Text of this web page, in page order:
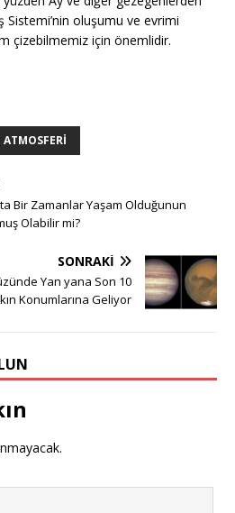
oluşumu ve evrimi
çizebilmemiz için önemlidir.
Bir Zamanlar Yaşam Olduğunun
Olabilir mi?
SONRAKI
Yan yana Son 10
Konumlarına Geliyor